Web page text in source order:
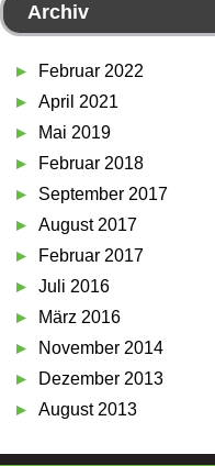
Archiv
Februar 2022
April 2021
Mai 2019
Februar 2018
September 2017
August 2017
Februar 2017
Juli 2016
März 2016
November 2014
Dezember 2013
August 2013